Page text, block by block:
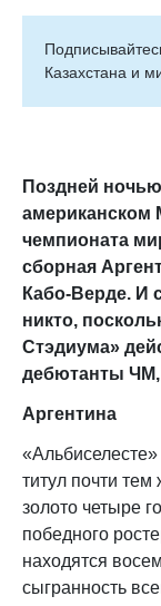
Казахстана и
Поздней
американском
чемпионата
сборная
Кабо-Верде. И
никто,
Стэдиума»
дебютанты
Аргентина
титул почти
золото четыре
победного
находятся
сыгранность